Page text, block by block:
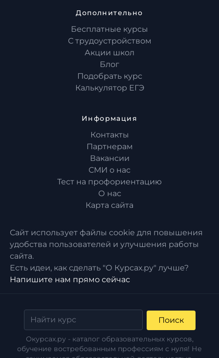
Дополнительно
Бесплатные курсы
С трудоустройством
Акции школ
Блог
Подобрать курс
Калькулятор ЕГЭ
Информация
Контакты
Партнерам
Вакансии
СМИ о нас
Тест на профориентацию
О нас
Карта сайта
Сайт использует файлы cookie для повышения
удобства пользователей и улучшения работы
сайта.
Есть идеи, как сделать "О Курсах.ру" лучше?
Напишите нам прямо сейчас
Поиск
Окурсах.ру - каталог образовательных курсов,
обучение востребованным профессиям с нуля! Не